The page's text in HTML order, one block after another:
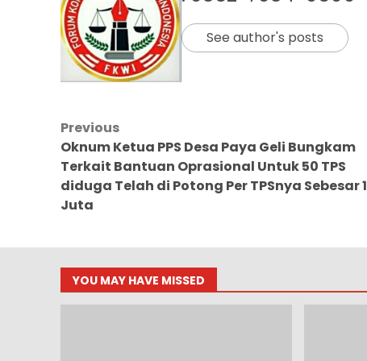
See author's posts
Post
navigation
Previous
Oknum Ketua PPS Desa Paya Geli Bungkam
Terkait Bantuan Oprasional Untuk 50 TPS
diduga Telah di Potong Per TPSnya Sebesar 1
Juta
YOU MAY HAVE MISSED